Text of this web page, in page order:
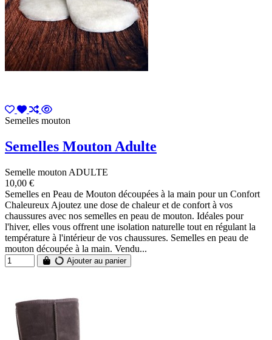
Semelles mouton
Semelles Mouton Adulte
Semelle mouton ADULTE
10,00 €
Semelles en Peau de Mouton découpées à la main pour un Confort
Chaleureux Ajoutez une dose de chaleur et de confort à vos
chaussures avec nos semelles en peau de mouton. Idéales pour
l'hiver, elles vous offrent une isolation naturelle tout en régulant la
température à l'intérieur de vos chaussures. Semelles en peau de
mouton découpée à la main. Vendu...
Ajouter au panier